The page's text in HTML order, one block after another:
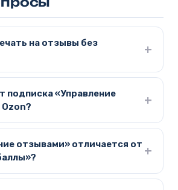
на отзывы без
подписка «Управление
отзывами» отличается от